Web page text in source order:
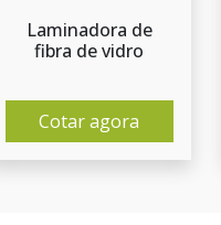
Laminadora de
fibra de vidro
Cotar agora